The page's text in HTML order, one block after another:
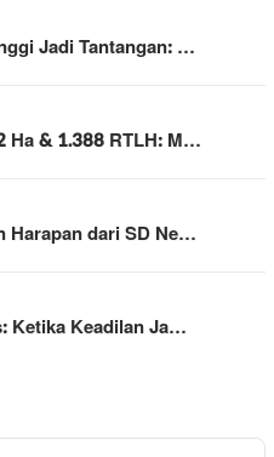
Jadi Tantangan: …
Ha & 1.388 RTLH: M…
Harapan dari SD Ne…
Ketika Keadilan Ja…